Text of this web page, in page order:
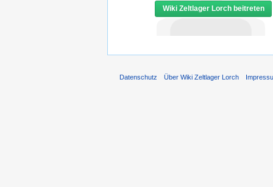
Wiki Zeltlager Lorch beitreten
Datenschutz Über Wiki Zeltlager Lorch